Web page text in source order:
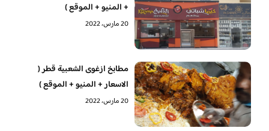
+ المنيو + الموقع )
20 مارس، 2022
مطابخ ازغوى الشعبية قطر (
الاسعار + المنيو + الموقع )
20 مارس، 2022